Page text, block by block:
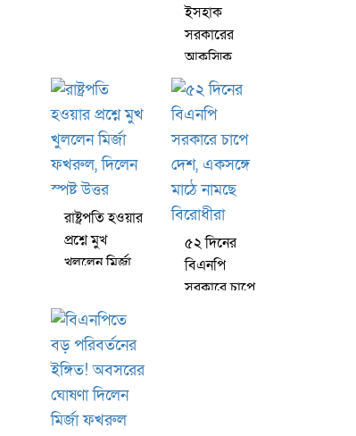
ইসহাক
সরকারের
আকস্মিক
দলবদল ও
এনসিপির
সুবিধাবাদী
অবস্থান
রাষ্ট্রপতি হওয়ার
প্রশ্নে মুখ
খুললেন মির্জা
স্পষ্ট উত্তর
৫২ দিনের
বিএনপি
সরকারে চাপে